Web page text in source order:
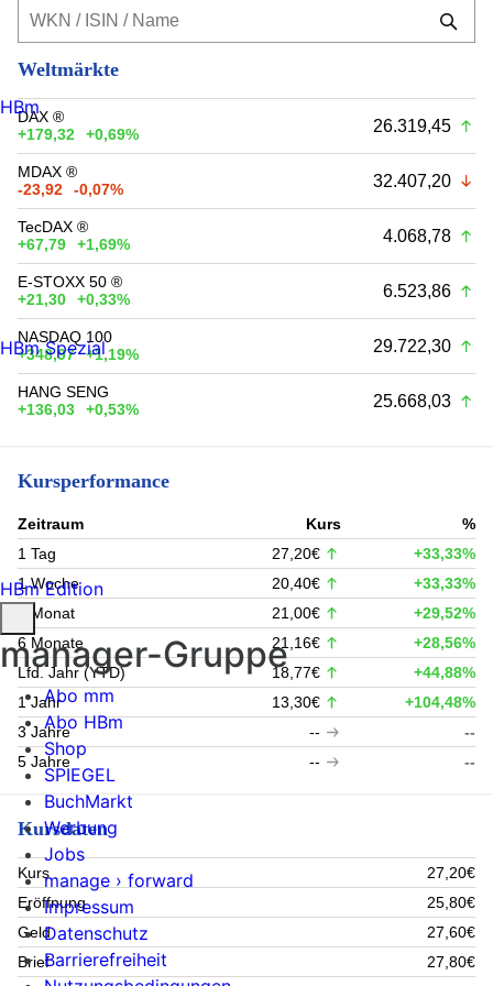
Weltmärkte
DAX ®
+179,32
+0,69% 26.319,45
MDAX ®
-23,92
-0,07% 32.407,20
TecDAX ®
+67,79
+1,69% 4.068,78
E-STOXX 50 ®
+21,30
+0,33% 6.523,86
NASDAQ 100
+348,97
+1,19% 29.722,30
HANG SENG
+136,03
+0,53% 25.668,03
Kursperformance
Zeitraum Kurs
%
1 Tag
27,20€
+33,33%
1 Woche
20,40€
+33,33%
1 Monat
21,00€
+29,52%
6 Monate
21,16€
+28,56%
Lfd. Jahr (YTD)
18,77€
+44,88%
1 Jahr
13,30€
+104,48%
3 Jahre
--
--
5 Jahre
-- --
Kursdaten
Kurs
27,20€
Eröffnung
25,80€
Geld
27,60€
Brief
27,80€
HBm
HBm Spezial
HBm Edition
manager-Gruppe
Abo mm
Abo HBm
Shop
SPIEGEL
BuchMarkt
Werbung
Jobs
manage › forward
Impressum
Datenschutz
Barrierefreiheit